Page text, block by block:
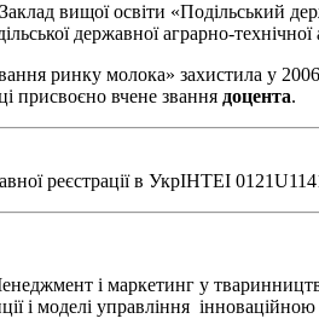
вищої освіти «Подільський
державної аграрно-технічної
ринку молока» захистила у 2006
присвоєно вчене звання доцента.
реєстрації в УкрІНТЕІ
і маркетинг у
і моделі управління інноваційною